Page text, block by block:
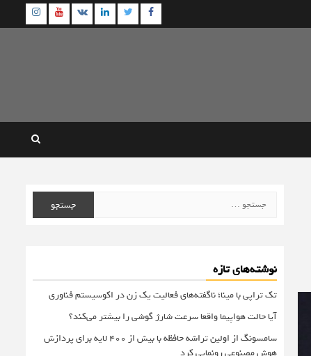
Facebook
Twitter
Linkedin
VK
برای:
نوشته‌های تازه
تک تراپی با مینا؛ ناگفته‌های فعالیت یک زن در اکوسیستم فناوری
آیا حالت هواپیما واقعا سرعت شارژ گوشی را بیشتر می‌کند؟
سامسونگ از اولین تراشه حافظه با بیش از ۴۰۰ لایه برای پردازش
هوش مصنوعی رونمایی کرد